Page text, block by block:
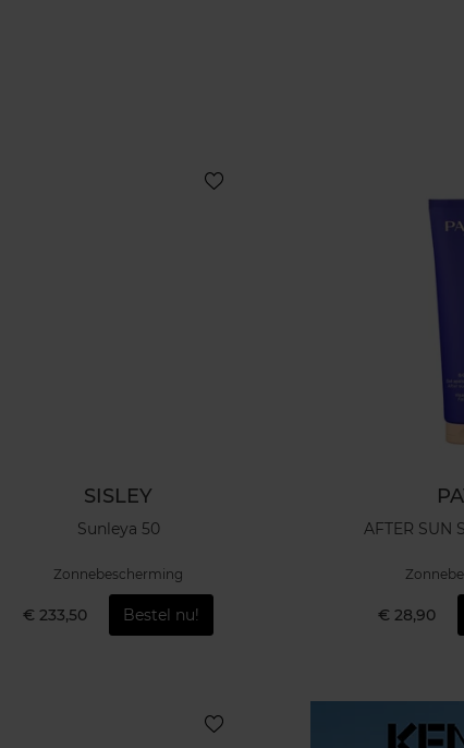
SISLEY
Sunleya 50
Zonnebescherming
€ 233,50 Bestel nu!
AFTER SUN
€ 28,90